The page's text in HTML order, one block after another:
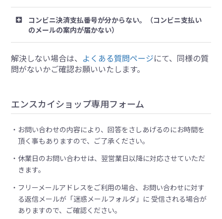
コンビニ決済支払番号が分からない。（コンビニ支払い
のメールの案内が届かない）
解決しない場合は、 よくある質問ページにて、同様の質
問がないかご確認お願いいたします。
エンスカイショップ専用フォーム
お問い合わせの内容により、回答をさしあげるのにお時間を
頂く事もありますので、ご了承ください。
休業日のお問い合わせは、翌営業日以降に対応させていただ
きます。
フリーメールアドレスをご利用の場合、お問い合わせに対す
る返信メールが「迷惑メールフォルダ」に 受信される場合が
ありますので、ご確認ください。